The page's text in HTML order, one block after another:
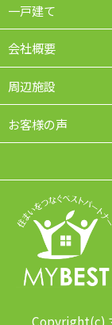
一戸建て
会社概要
周辺施設
お客様の声
Copyright(c)